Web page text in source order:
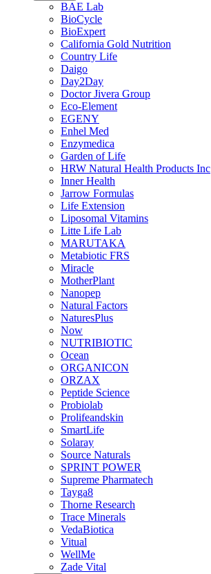
BAE Lab
BioCycle
BioExpert
California Gold Nutrition
Country Life
Daigo
Day2Day
Doctor Jivera Group
Eco-Element
EGENY
Enhel Med
Enzymedica
Garden of Life
HRW Natural Health Products Inc
Inner Health
Jarrow Formulas
Life Extension
Liposomal Vitamins
Litte Life Lab
MARUTAKA
Metabiotic FRS
Miracle
MotherPlant
Nanopep
Natural Factors
NaturesPlus
Now
NUTRIBIOTIC
Ocean
ORGANICON
ORZAX
Peptide Science
Probiolab
Prolifeandskin
SmartLife
Solaray
Source Naturals
SPRINT POWER
Supreme Pharmatech
Tayga8
Thorne Research
Trace Minerals
VedaBiotica
Vitual
WellMe
Zade Vital